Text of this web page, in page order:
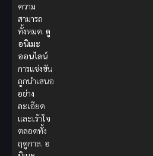
ความ
สามารถ
ทั้งหมด. ดู
อนิเมะ
ออนไลน์
การแข่งขัน
ถูกนำเสนอ
อย่าง
ละเอียด
และเร้าใจ
ตลอดทั้ง
ฤดูกาล. อ